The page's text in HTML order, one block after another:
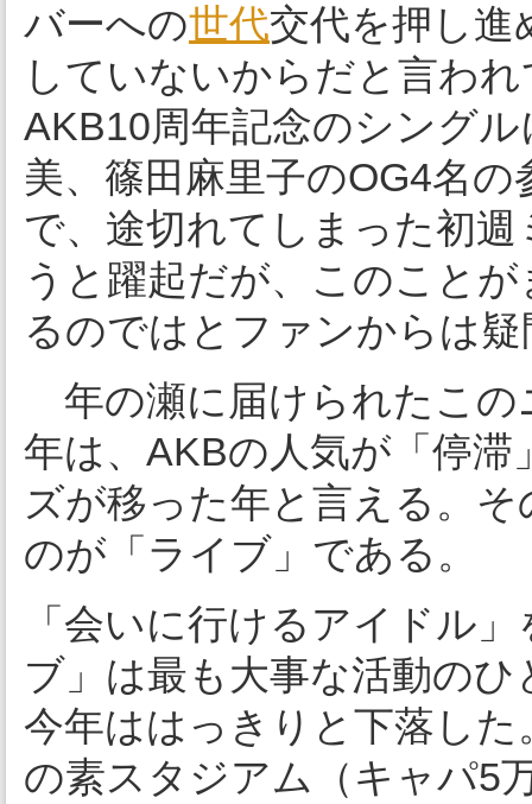
バーへの世代交代を押し進
していないからだと言わ
AKB10周年記念のシング
美、篠田麻里子のOG4名
で、途切れてしまった初
うと躍起だが、このこと
るのではとファンからは
年の瀬に届けられたこの
年は、AKBの人気が「停
ズが移った年と言える。
のが「ライブ」である。
「会いに行けるアイドル
ブ」は最も大事な活動の
今年ははっきりと下落し
の素スタジアム（キャパ5